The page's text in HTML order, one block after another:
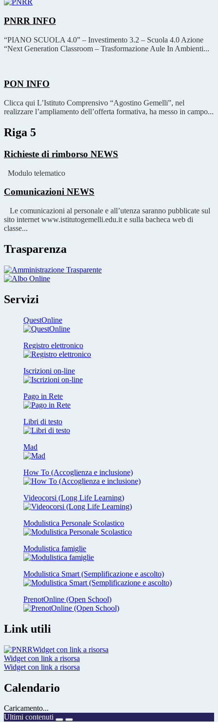
PNRR INFO
“PIANO SCUOLA 4.0” – Investimento 3.2 – Scuola 4.0 Azione
“Next Generation Classroom – Trasformazione Aule In Ambienti...
PON INFO
Clicca qui L’Istituto Comprensivo “Agostino Gemelli”, nel
realizzare l’ampliamento dell’offerta formativa, ha messo in campo...
Riga 5
Richieste di rimborso NEWS
Modulo telematico
Comunicazioni NEWS
Le comunicazioni al personale e all’utenza saranno pubblicate sul
sito internet www.istitutogemelli.edu.it e sulla bacheca web di
classe...
Trasparenza
Servizi
QuestOnline
Registro elettronico
Iscrizioni on-line
Pago in Rete
Libri di testo
Mad
How To (Accoglienza e inclusione)
Videocorsi (Long Life Learning)
Modulistica Personale Scolastico
Modulistica famiglie
Modulistica Smart (Semplificazione e ascolto)
PrenotOnline (Open School)
Link utili
Widget con link a risorsa
Widget con link a risorsa
Widget con link a risorsa
Calendario
Caricamento...
Ultimi contenuti